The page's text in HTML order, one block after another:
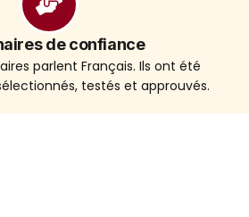
de confiance
parlent Français. Ils ont été
testés et approuvés.